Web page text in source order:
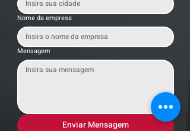
Nome da empresa
Mensagem
Enviar Mensagem